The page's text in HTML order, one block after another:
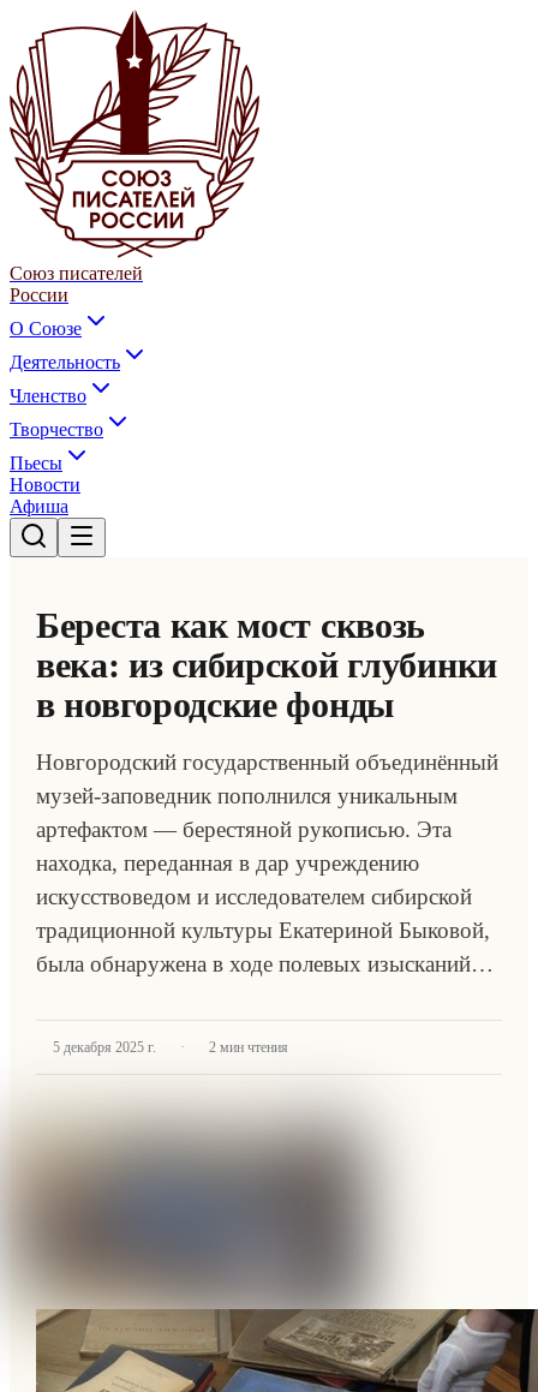
Союз писателей
России
О Союзе
Деятельность
Членство
Творчество
Пьесы
Новости
Афиша
Береста как мост сквозь
века: из сибирской глубинки
в новгородские фонды
Новгородский государственный объединённый
музей-заповедник пополнился уникальным
артефактом — берестяной рукописью. Эта
находка, переданная в дар учреждению
искусствоведом и исследователем сибирской
традиционной культуры Екатериной Быковой,
была обнаружена в ходе полевых изысканий…
5 декабря 2025 г. · 2 мин чтения